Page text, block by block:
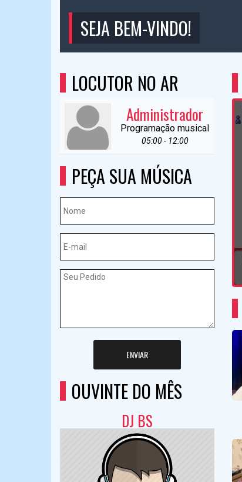
SEJA BEM-VINDO!
LOCUTOR NO AR
Administrador
Programação musical
05:00 - 12:00
PEÇA SUA MÚSICA
ENVIAR
OUVINTE DO MÊS
DJ BS